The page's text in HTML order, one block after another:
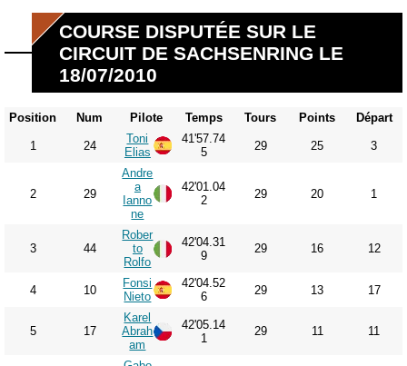
COURSE DISPUTÉE SUR LE
CIRCUIT DE SACHSENRING LE
18/07/2010
Position Num Pilote Temps Tours Points Départ
1 24
Toni
Elias
41'57.74
5
29 25 3
2 29
Andre
a
Ianno
ne
42'01.04
2
29 20 1
3 44
Rober
to
Rolfo
42'04.31
9
29 16 12
4 10
Fonsi
Nieto
42'04.52
6
29 13 17
5 17
Karel
Abrah
am
42'05.14
1
29 11 11